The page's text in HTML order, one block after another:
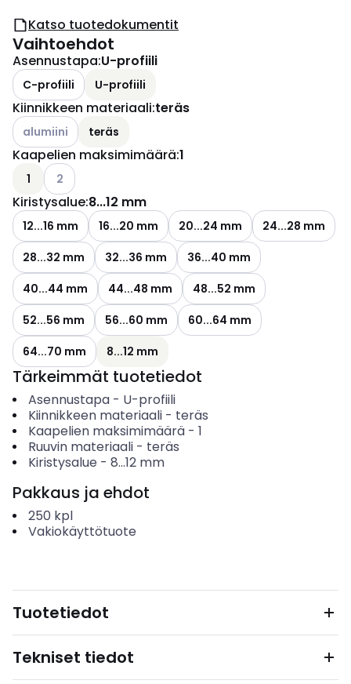
Katso tuotedokumentit
Vaihtoehdot
Asennustapa:U-profiili
C-profiili U-profiili
Kiinnikkeen materiaali:teräs
Katso käytettävissä olevat vaihtoehdot
alumiini teräs
Kaapelien maksimimäärä:1
1 Katso käytettävissä olevat vaihtoehdot
2
Kiristysalue:8...12 mm
12...16 mm 16...20 mm 20...24 mm
24...28 mm
28...32 mm
32...36 mm
36...40 mm
40...44 mm
44...48 mm
48...52 mm
52...56 mm
56...60 mm
60...64 mm
64...70 mm
8...12 mm
Tärkeimmät tuotetiedot
Asennustapa- U-profiili
Kiinnikkeen materiaali- teräs
Kaapelien maksimimäärä- 1
Ruuvin materiaali- teräs
Kiristysalue - 8...12 mm
Pakkaus ja ehdot
250 kpl
Vakiokäyttötuote
Tuotetiedot
Tekniset tiedot